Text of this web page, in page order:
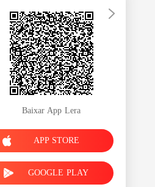
Baixar App Lera
APP STORE
GOOGLE PLAY